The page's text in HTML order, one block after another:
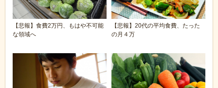
【悲報】食費2万円、もはや不可能
な領域へ
【悲報】20代の平均食費、たった
の月４万